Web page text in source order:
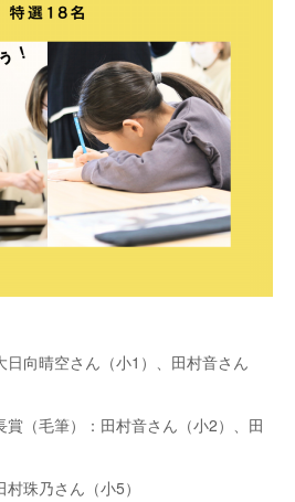
向晴空さん（小1）、田村音さん
（毛筆）：田村音さん（小2）、田
珠乃さん（小5）